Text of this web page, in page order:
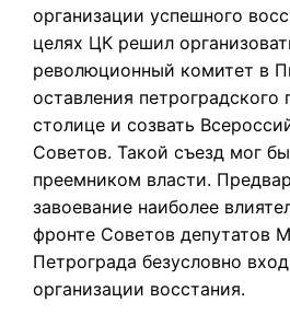
организации успешного
целях ЦК решил
революционный комитет в
оставления петроградского
столице и созвать
Советов. Такой съезд мог
преемником власти.
завоевание наиболее
фронте Советов депутатов
Петрограда безусловно
организации восстания.